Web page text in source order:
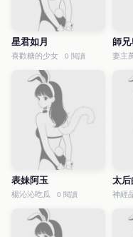
星君如月
喜歡糖的少女 0 閱讀
師兄
妻主
表妹阿玉
楊沁沁吃瓜 0 閱讀
太后
神經